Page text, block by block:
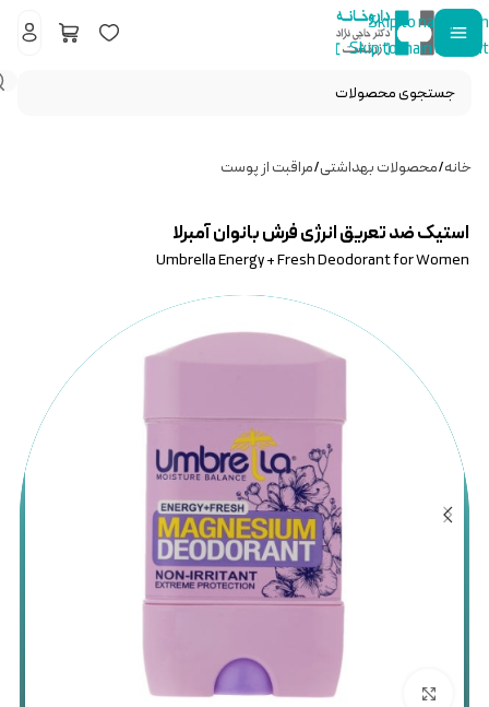
Skip to navigation
Skip to main content
خانه/محصولات بهداشتی/مراقبت از پوست
استیک ضد تعریق انرژی فرش بانوان آمبرلا
Umbrella Energy + Fresh Deodorant for Women
بزرگنمایی تصویر